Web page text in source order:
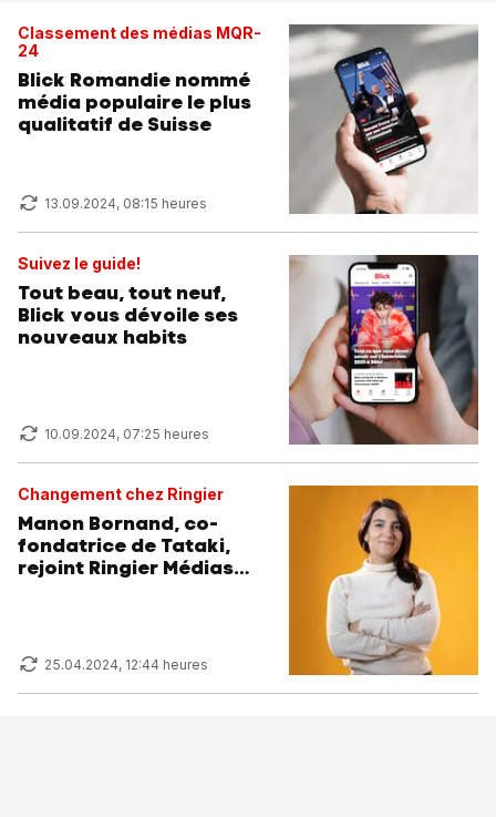
Classement des médias MQR-
24
Blick Romandie nommé
média populaire le plus
qualitatif de Suisse
13.09.2024, 08:15 heures
Suivez le guide!
Tout beau, tout neuf,
Blick vous dévoile ses
nouveaux habits
10.09.2024, 07:25 heures
Changement chez Ringier
Manon Bornand, co-
fondatrice de Tataki,
rejoint Ringier Médias
25.04.2024, 12:44 heures